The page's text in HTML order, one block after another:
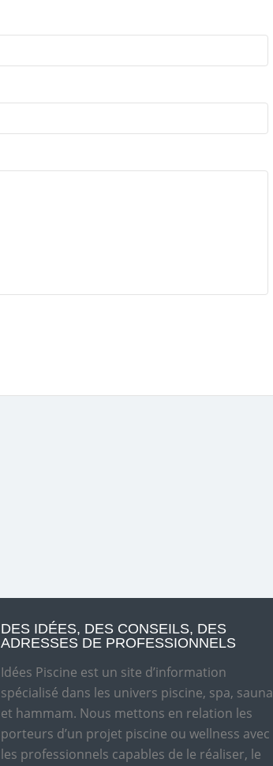
DES IDÉES, DES CONSEILS, DES
ADRESSES DE PROFESSIONNELS
Idées Piscine est un site d’information
spécialisé dans les univers piscine, spa, sauna
et hammam. Nous mettons en relation les
porteurs d’un projet piscine ou wellness avec
les professionnels capables de le réaliser, le